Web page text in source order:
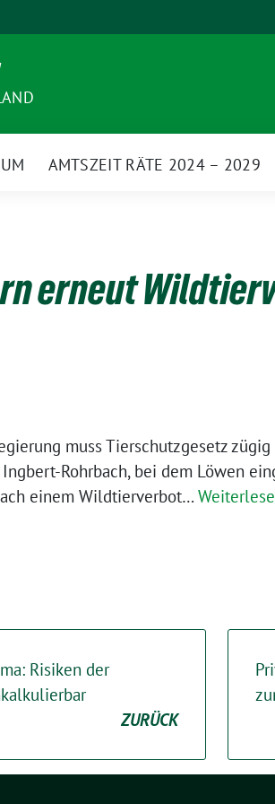
AMTSZEIT RÄTE 2024 – 2029
erneut
muss Tierschutzgesetz
Rohrbach, bei dem Löwen
einem Wildtierverbot…
Risiken der
ZURÜCK